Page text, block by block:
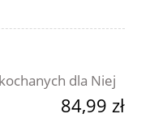
dla Niej
84,99 zł